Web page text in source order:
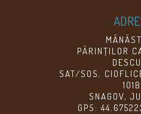
PĂRINŢILOR
SAT/SOS.
SNAGOV,
GPS: